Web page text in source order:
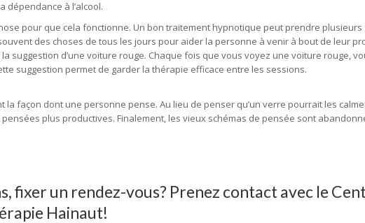
dépendance à l’alcool.
pour que cela fonctionne. Un bon traitement hypnotique peut prendre plusieurs
des choses de tous les jours pour aider la personne à venir à bout de leur
suggestion d’une voiture rouge. Chaque fois que vous voyez une voiture rouge,
suggestion permet de garder la thérapie efficace entre les sessions.
la façon dont une personne pense. Au lieu de penser qu’un verre pourrait les
plus productives. Finalement, les vieux schémas de pensée sont
fixer un rendez-vous? Prenez contact avec le
Hainaut!